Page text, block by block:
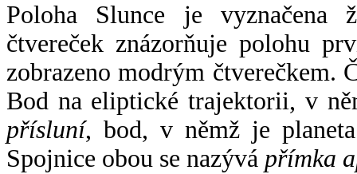
Poloha Slunce je vyznačena
čtvereček znázorňuje polohu
zobrazeno modrým čtverečkem.
Bod na eliptické trajektorii, v
přísluní, bod, v němž je
Spojnice obou se nazývá přímka